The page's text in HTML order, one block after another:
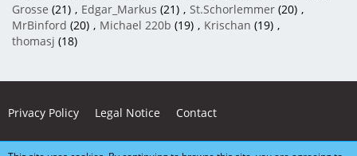
Grosse (21) Edgar_Markus (21) St.Schorlemmer (20)
MrBinford (20) Michael 220b (19) Krischan (19)
thomasj (18)
Privacy Policy Legal Notice Contact